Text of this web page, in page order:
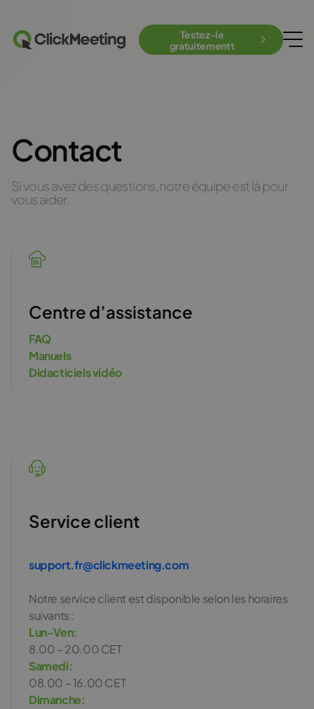
Testez-le
gratuitementt
Contact
Si vous avez des questions, notre équipe est là pour
vous aider.
Centre d’assistance
FAQ
Manuels
Didacticiels vidéo
Service client
support.fr@clickmeeting.com
Notre service client est disponible selon les horaires
suivants :
Lun-Ven:
8.00 – 20.00 CET
Samedi:
08.00 – 16.00 CET
Dimanche: